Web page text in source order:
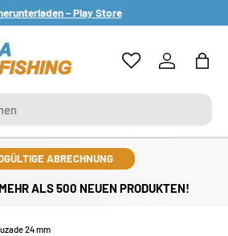
– Play Store
Einloggen
ABRECHNUNG
ALS 500 NEUEN PRODUKTEN!
24 mm